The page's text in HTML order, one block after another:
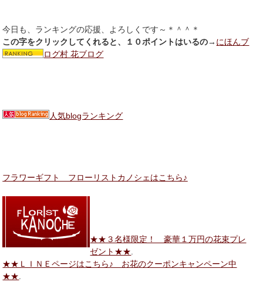
今日も、ランキングの応援、よろしくです～＊＾＾＊
この字をクリックしてくれると、１０ポイントはいるの→ にほんブ
ログ村 花ブログ
人気blogランキング
フラワーギフト フローリストカノシェはこちら♪
★★３名様限定！ 豪華１万円の花束プレ
ゼント★★
★★ＬＩＮＥページはこちら♪ お花のクーポンキャンペーン中
★★